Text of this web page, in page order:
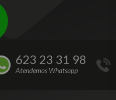
623 23 31 98
Atendemos Whatsapp